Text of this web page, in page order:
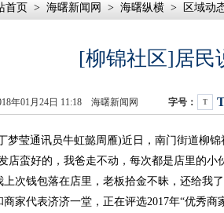
首页 > 海曙新闻网 > 海曙纵横 > 区域动
[柳锦社区]居民
年01月24日 11:18 海曙新闻网 字号： T
莹通讯员牛虹懿周雁)近日，南门街道柳锦
蛮好的，我爸走不动，每次都是店里的小
次钱包落在店里，老板拾金不昧，还给我
家代表济济一堂，正在评选2017年“优秀商